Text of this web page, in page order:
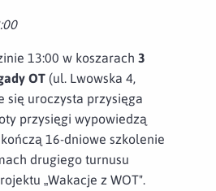
13:00 w koszarach 3
OT (ul. Lwowska 4,
się uroczysta przysięga
przysięgi wypowiedzą
16-dniowe szkolenie
drugiego turnusu
„Wakacje z WOT".